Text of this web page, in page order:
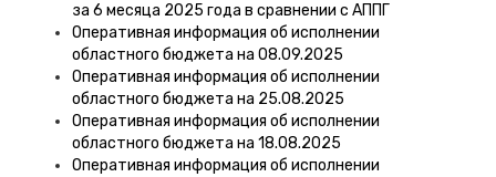
за 6 месяца 2025 года в сравнении с АППГ
Оперативная информация об исполнении
областного бюджета на 08.09.2025
Оперативная информация об исполнении
областного бюджета на 25.08.2025
Оперативная информация об исполнении
областного бюджета на 18.08.2025
Оперативная информация об исполнении